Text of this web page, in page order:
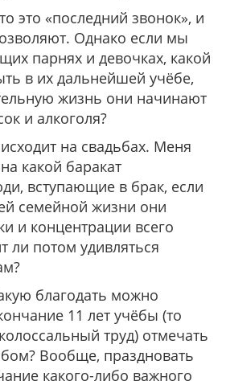
это «последний звонок», и
Однако если мы
парнях и девочках, какой
в их дальнейшей учёбе,
жизнь они начинают
и алкоголя?
на свадьбах. Меня
какой баракат
вступающие в брак, если
семейной жизни они
и концентрации всего
ли потом удивляться
благодать можно
11 лет учёбы (то
труд) отмечать
Вообще, праздновать
какого-либо важного